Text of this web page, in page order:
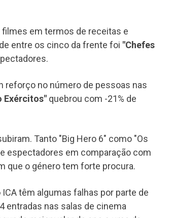
em termos de receitas e
entre os cinco da frente foi "Chefes
reforço no número de pessoas nas
Exércitos" quebrou com -21% de
Tanto "Big Hero 6" como "Os
espectadores em comparação com
que o género tem forte procura.
têm algumas falhas por parte de
entradas nas salas de cinema